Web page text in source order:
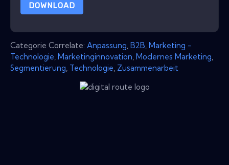
DOWNLOAD
Categorie Correlate: Anpassung B2B Marketing -
Technologie Marketinginnovation Modernes Marketing
Segmentierung Technologie Zusammenarbeit